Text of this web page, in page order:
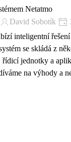
Netatmo
David Sobotík
inteligentní
se skládá z
řídicí jednotky a
na výhody a